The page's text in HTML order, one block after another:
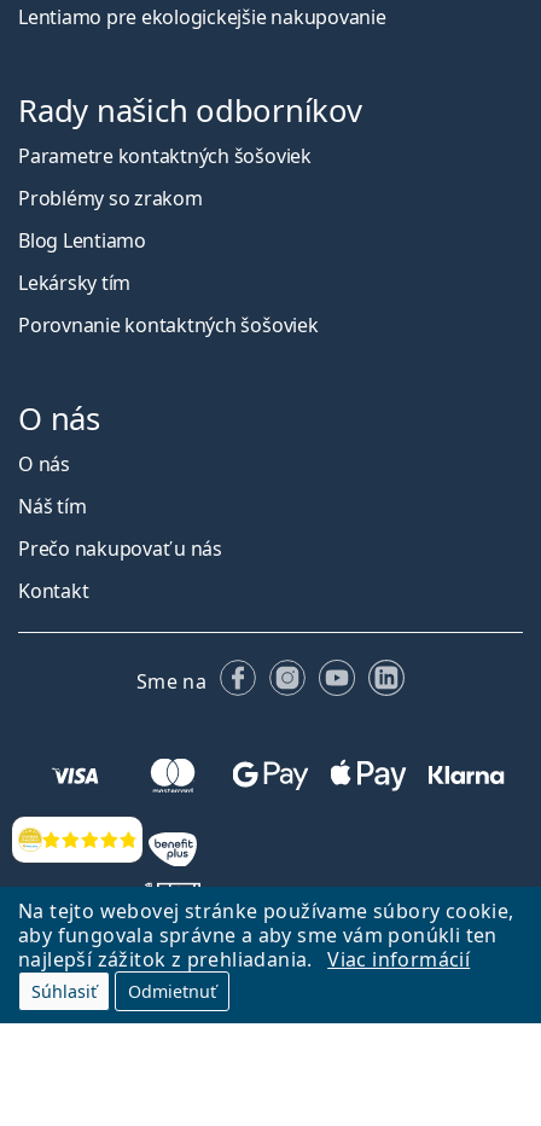
Na tejto webovej stránke používame súbory cookie,
aby fungovala správne a aby sme vám ponúkli ten
najlepší zážitok z prehliadania.
Viac informácií
Súhlasiť Odmietnuť
Hodnotenia
Lentiamo pre ekologickejšie nakupovanie
Rady našich odborníkov
Parametre kontaktných šošoviek
Problémy so zrakom
Blog Lentiamo
Lekársky tím
Porovnanie kontaktných šošoviek
O nás
O nás
Náš tím
Prečo nakupovať u nás
Kontakt
Sme na FacebookuInstagrame
YouTubeLinkedIn
Späť na Úvodnu stránku
Lentiamo.sk vlastní a prevádzkuje spoločnosť Lentiamo s.r.o., Česká